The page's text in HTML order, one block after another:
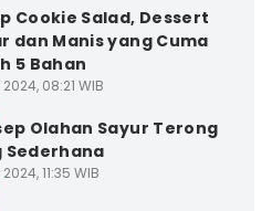
Cookie Salad, Dessert
dan Manis yang Cuma
5 Bahan
08:21 WIB
Olahan Sayur Terong
Sederhana
11:35 WIB